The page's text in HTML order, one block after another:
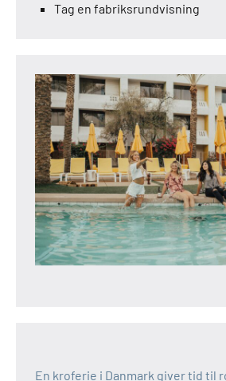
Tag en fabriksrundvisning
En kroferie i Danmark giver tid til